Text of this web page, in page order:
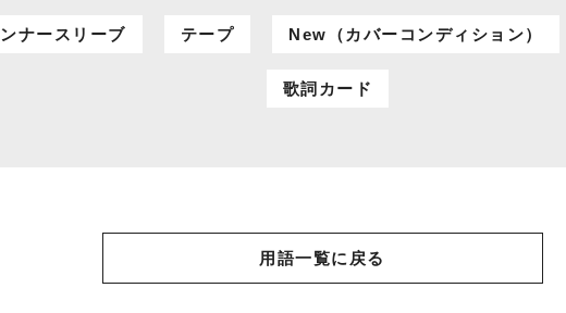
ナースリーブ テープ New（カバーコンディション）
歌詞カード
用語一覧に戻る